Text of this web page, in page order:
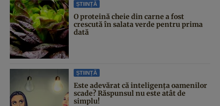
ȘTIINȚĂ
O proteină cheie din carne a fost
crescută în salata verde pentru prima
dată
ȘTIINȚĂ
Este adevărat că inteligența oamenilor
scade? Răspunsul nu este atât de
simplu!